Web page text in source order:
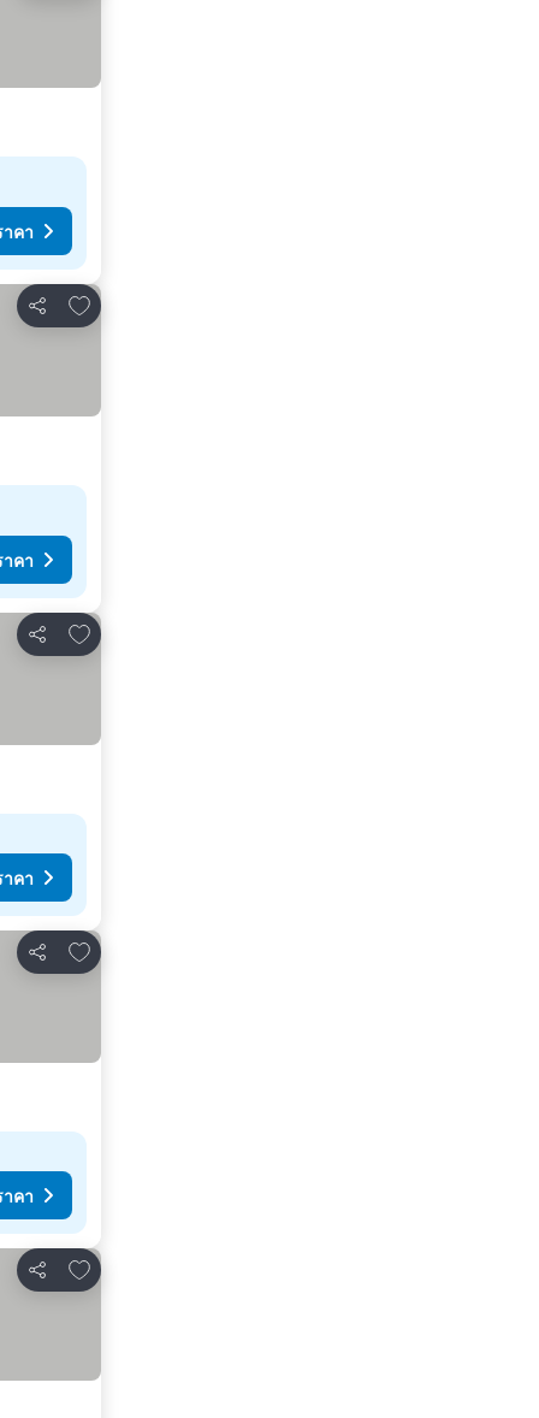
คา
แชร์
เพิ่มในรายการโปรด
คา
แชร์
เพิ่มในรายการโปรด
คา
แชร์
เพิ่มในรายการโปรด
คา
แชร์
เพิ่มในรายการโปรด